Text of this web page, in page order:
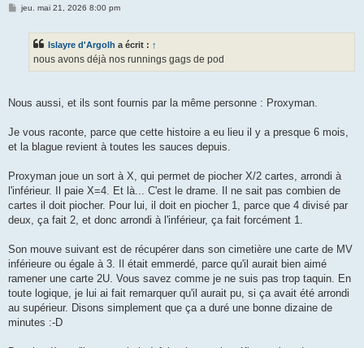
Mjeu. mai 21, 2026 8:00 pm
Islayre d'Argolh a écrit : ↑
nous avons déjà nos runnings gags de pod
Nous aussi, et ils sont fournis par la même personne : Proxyman.
Je vous raconte, parce que cette histoire a eu lieu il y a presque 6 mois,
et la blague revient à toutes les sauces depuis.
Proxyman joue un sort à X, qui permet de piocher X/2 cartes, arrondi à
l'inférieur. Il paie X=4. Et là... C'est le drame. Il ne sait pas combien de
cartes il doit piocher. Pour lui, il doit en piocher 1, parce que 4 divisé par
deux, ça fait 2, et donc arrondi à l'inférieur, ça fait forcément 1.
Son mouve suivant est de récupérer dans son cimetière une carte de MV
inférieure ou égale à 3. Il était emmerdé, parce qu'il aurait bien aimé
ramener une carte 2U. Vous savez comme je ne suis pas trop taquin. En
toute logique, je lui ai fait remarquer qu'il aurait pu, si ça avait été arrondi
au supérieur. Disons simplement que ça a duré une bonne dizaine de
minutes :-D